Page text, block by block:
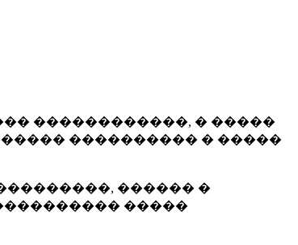
������������, � �����
���������� � �����
������ �
�����